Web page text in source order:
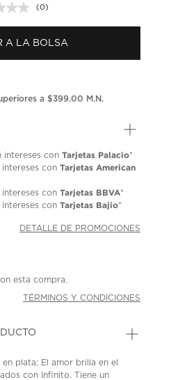
Sin
puntuación.
en
la
(0)
A LA BOLSA
a $399.00 M.N.
intereses conTarjetas Palacio*
intereses conTarjetas American
intereses conTarjetas BBVA*
intereses conTarjetas Bajio*
DETALLE DE PROMOCIONES
esta compra.
TÉRMINOS Y CONDICIONES
plata; El amor brilla en el
con Infinito. Tiene un